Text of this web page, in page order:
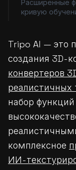
Расширенные
кривую
Tripo AI — это
создания 3D-
конвертеров
реалистичных
набор
комплексное
ИИ-